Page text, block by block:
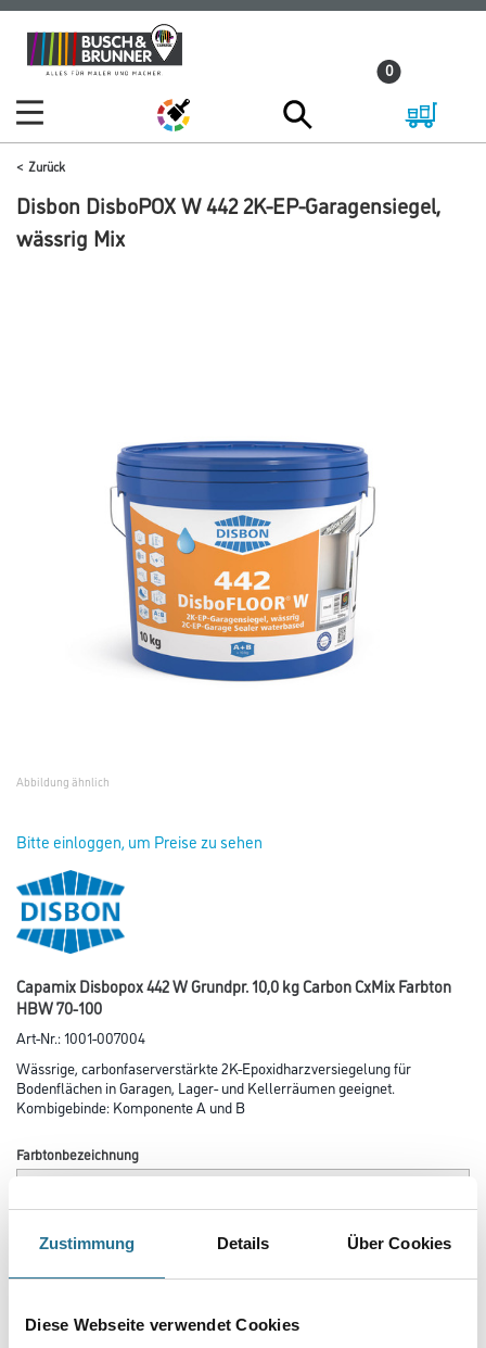
Zustimmung Details Über Cookies
Diese Webseite verwendet Cookies
Zum
Inhalt
Zum
Navigationsmenü
0
Zurück
Disbon DisboPOX W 442 2K-EP-Garagensiegel,
wässrig Mix
Abbildung ähnlich
Bitte einloggen, um Preise zu sehen
Capamix Disbopox 442 W Grundpr. 10,0 kg Carbon CxMix Farbton
HBW 70-100
Art-Nr.:1001-007004
Wässrige, carbonfaserverstärkte 2K-Epoxidharzversiegelung für
Bodenflächen in Garagen, Lager- und Kellerräumen geeignet.
Kombigebinde: Komponente A und B
Farbtonbezeichnung
Glanzgrad
Gebinde